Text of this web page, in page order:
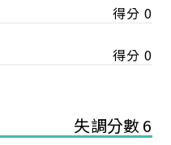
得分 0
得分 0
失調分數 6
員申請
送出，經本協會理事